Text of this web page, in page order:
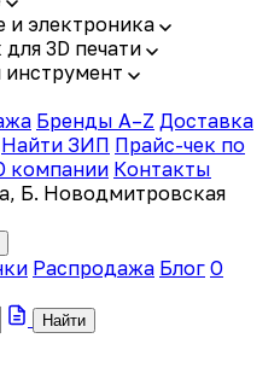
и электроника
3D печати
инструмент
Бренды A–Z Доставка
Найти ЗИП Прайс-чек по
компании Контакты
Б. Новодмитровская
Распродажа Блог О
Найти